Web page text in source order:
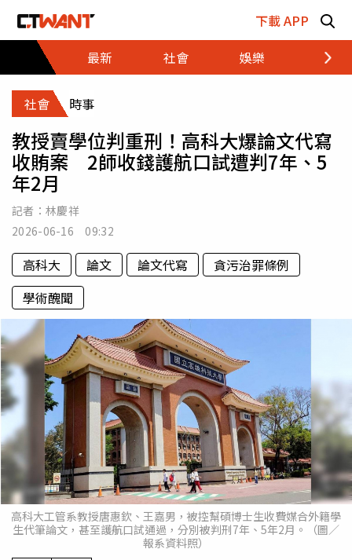
下載 APP
最新
社會 娛樂 財經
社會 時事
教授賣學位判重刑！高科大爆論文代寫
收賄案 2師收錢護航口試遭判7年、5
年2月
記者： 林慶祥
2026-06-16 09:32
高科大 論文 論文代寫
貪污治罪條例
學術醜聞
高科大工管系教授唐惠欽、王嘉男，被控幫碩博士生收費媒合外籍學
生代筆論文，甚至護航口試通過，分別被判刑7年、5年2月。（圖／
報系資料照）